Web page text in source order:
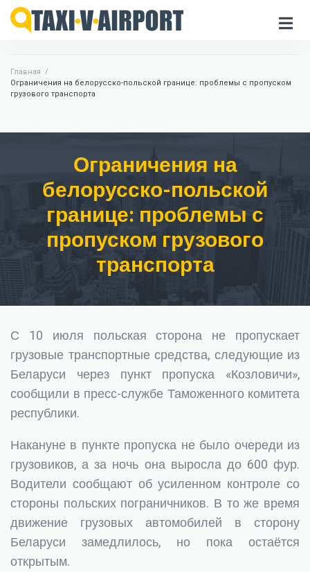
Главная /
Ограничения на белорусско-польской границе: проблемы с пропуском
грузового транспорта
Ограничения на
белорусско-польской
границе: проблемы с
пропуском грузового
транспорта
С 10 июля польская сторона не пропускает
грузовые транспортные средства, следующие из
Беларуси через пункт пропуска «Козловичи»,
сообщили в пресс-службе Таможенного комитета
республики.
Накануне в пункте пропуска не было очереди из
грузовиков, а за ночь она выросла до 600 фур.
Водители сообщают об усиленном контроле со
стороны польских пограничников. В то же время
движение грузовых автомобилей в сторону
Беларуси замедлилось, но пока остаётся
открытым.